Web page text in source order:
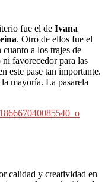
fue el de Ivana
. Otro de ellos fue el
a los trajes de
favorecedor para las
este pase tan importante.
mayoría. La pasarela
calidad y creatividad en